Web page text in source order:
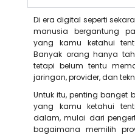
Di era digital seperti
manusia bergantung
yang kamu ketahui
Banyak orang hanya
tetapi belum tentu
jaringan, provider, dan
Untuk itu, penting
yang kamu ketahui
dalam, mulai dari
bagaimana memilih